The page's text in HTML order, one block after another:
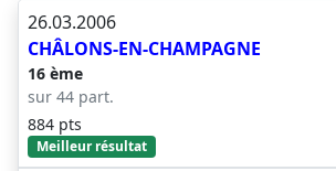
26.03.2006
CHÂLONS-EN-CHAMPAGNE
16 ème
sur 44 part.
884 pts
Meilleur résultat